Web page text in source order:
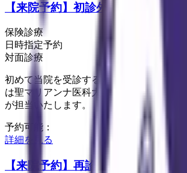
【来院予約】初診外来
保険診療
日時指定予約
対面診療
初めて当院を受診する方向けの予約メニ
は聖マリアンナ医科大学からの派遣医師
が担当いたします。
予約可能：
詳細を見る
【来院予約】再診外来